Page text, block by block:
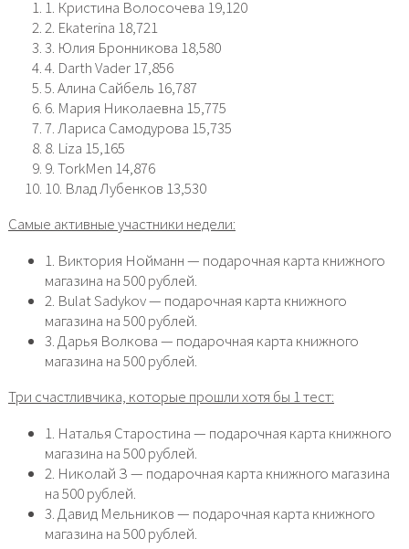
1. Кристина Волосочева 19,120
2. Ekaterina 18,721
3. Юлия Бронникова 18,580
4. Darth Vader 17,856
5. Алина Сайбель 16,787
6. Мария Николаевна 15,775
7. Лариса Самодурова 15,735
8. Liza 15,165
9. TorkMen 14,876
10. Влад Лубенков 13,530
Самые активные участники недели:
1. Виктория Нойманн — подарочная карта книжного
магазина на 500 рублей.
2. Bulat Sadykov — подарочная карта книжного
магазина на 500 рублей.
3. Дарья Волкова — подарочная карта книжного
магазина на 500 рублей.
Три счастливчика, которые прошли хотя бы 1 тест:
1. Наталья Старостина — подарочная карта книжного
магазина на 500 рублей.
2. Николай З — подарочная карта книжного магазина
на 500 рублей.
3. Давид Мельников — подарочная карта книжного
магазина на 500 рублей.